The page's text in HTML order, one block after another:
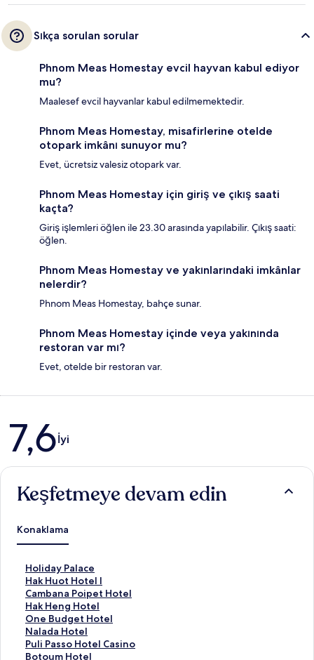
Sıkça sorulan sorular
Phnom Meas Homestay evcil hayvan kabul ediyor
mu?
Maalesef evcil hayvanlar kabul edilmemektedir.
Phnom Meas Homestay, misafirlerine otelde
otopark imkânı sunuyor mu?
Evet, ücretsiz valesiz otopark var.
Phnom Meas Homestay için giriş ve çıkış saati
kaçta?
Giriş işlemleri öğlen ile 23.30 arasında yapılabilir. Çıkış saati:
öğlen.
Phnom Meas Homestay ve yakınlarındaki imkânlar
nelerdir?
Phnom Meas Homestay, bahçe sunar.
Phnom Meas Homestay içinde veya yakınında
restoran var mı?
Evet, otelde bir restoran var.
Yorumlar
7,6İyi
Keşfetmeye devam edin
Konaklama
Holiday Palace
H
o
l
i
d
a
y
P
Hak Huot Hotel I
H
a
k
H
u
o
t
Cambana Poipet Hotel
C
a
m
b
a
n
Hak Heng Hotel
H
a
k
H
e
One Budget Hotel
O
n
e
B
Nalada Hotel
N
a
l
Puli Passo Hotel Casino
P
u
Botoum Hotel
B